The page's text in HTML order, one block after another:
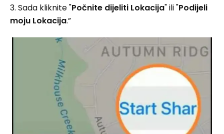
3. Sada kliknite "Počnite dijeliti Lokacija" ili "Podijeli
moju Lokacija.”